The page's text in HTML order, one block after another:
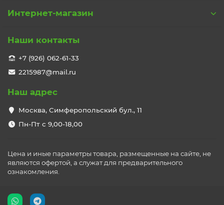
Интернет-магазин
Наши контакты
+7 (926) 062-61-33
2215987@mail.ru
Наш адрес
Москва, Симферопольский бул., 11
Пн-Пт с 9,00-18,00
Цена и иные параметры товара, размещенные на сайте, не
являются офертой, а служат для предварительного
ознакомления.